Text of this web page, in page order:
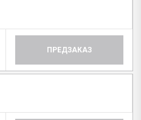
ПРЕДЗАКАЗ